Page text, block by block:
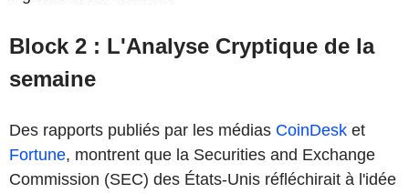
Block 2 : L'Analyse Cryptique de la
semaine
Des rapports publiés par les médias CoinDesk et
Fortune, montrent que la Securities and Exchange
Commission (SEC) des États-Unis réfléchirait à l'idée